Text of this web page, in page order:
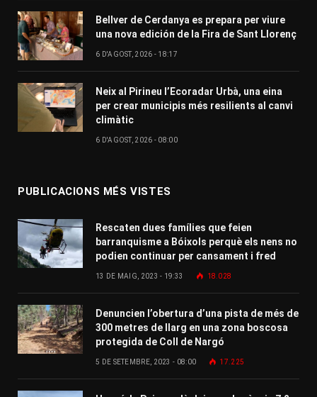
Bellver de Cerdanya es prepara per viure
una nova edición de la Fira de Sant Llorenç
6 D'AGOST, 2026 - 18:17
Neix al Pirineu l’Ecoradar Urbà, una eina
per crear municipis més resilients al canvi
climàtic
6 D'AGOST, 2026 - 08:00
PUBLICACIONS MÉS VISTES
Rescaten dues famílies que feien
barranquisme a Bóixols perquè els nens no
podien continuar per cansament i fred
13 DE MAIG, 2023 - 19:33 18.028
Denuncien l’obertura d’una pista de més de
300 metres de llarg en una zona boscosa
protegida de Coll de Nargó
5 DE SETEMBRE, 2023 - 08:00 17.225